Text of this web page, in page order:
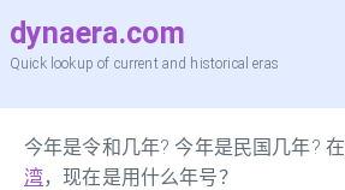
dynaera.com
Quick lookup of current and historical eras
今年是令和几年? 今年是民国几年? 在
湾，现在是用什么年号？